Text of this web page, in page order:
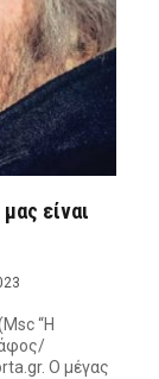
είναι
“Η
Ο μέγας